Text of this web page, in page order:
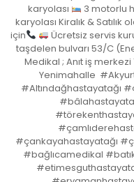
karyolası
3 motorlu
karyolası Kiralık &
için
Ücretsiz servis
taşdelen bulvarı 53/C
Medikal ; Anıt iş
Yenimahalle
#Altındağhastayatağı
#çankayahastayatağı
#bağlıcamedikal